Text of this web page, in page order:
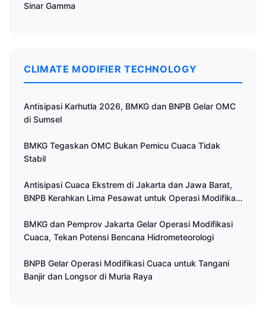
Sinar Gamma
CLIMATE MODIFIER TECHNOLOGY
Antisipasi Karhutla 2026, BMKG dan BNPB Gelar OMC
di Sumsel
BMKG Tegaskan OMC Bukan Pemicu Cuaca Tidak
Stabil
Antisipasi Cuaca Ekstrem di Jakarta dan Jawa Barat,
BNPB Kerahkan Lima Pesawat untuk Operasi Modifikasi
BMKG dan Pemprov Jakarta Gelar Operasi Modifikasi
Cuaca, Tekan Potensi Bencana Hidrometeorologi
BNPB Gelar Operasi Modifikasi Cuaca untuk Tangani
Banjir dan Longsor di Muria Raya